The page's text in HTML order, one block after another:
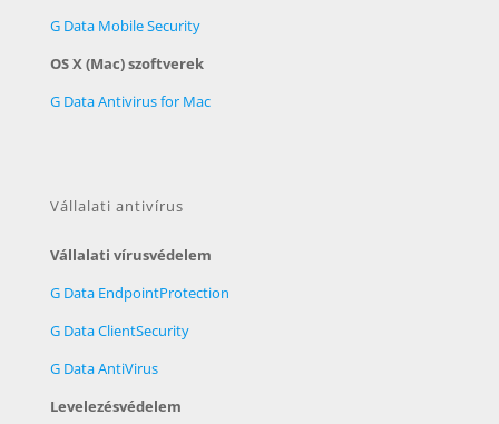
G Data Mobile Security
OS X (Mac) szoftverek
G Data Antivirus for Mac
Vállalati antivírus
Vállalati vírusvédelem
G Data EndpointProtection
G Data ClientSecurity
G Data AntiVirus
Levelezésvédelem